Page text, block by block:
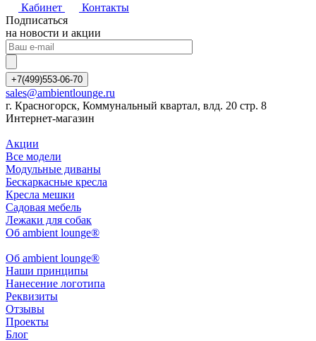
Кабинет
Контакты
Подписаться
на новости и акции
+7(499)553-06-70
sales@ambientlounge.ru
г. Красногорск, Коммунальный квартал, влд. 20 стр. 8
Интернет-магазин
Акции
Все модели
Модульные диваны
Бескаркасные кресла
Кресла мешки
Садовая мебель
Лежаки для собак
Об ambient lounge®
Oб ambient lounge®
Наши принципы
Нанесение логотипа
Реквизиты
Отзывы
Проекты
Блог